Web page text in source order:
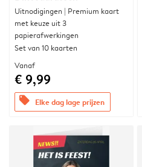
Uitnodigingen | Premium kaart
met keuze uit 3
papierafwerkingen
Set van 10 kaarten
Vanaf
€ 9,99
offers Elke dag lage prijzen